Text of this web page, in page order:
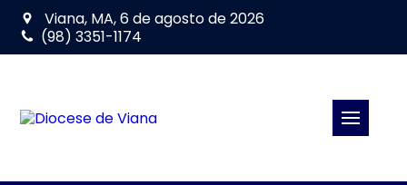
Viana, MA, 6 de agosto de 2026
(98) 3351-1174